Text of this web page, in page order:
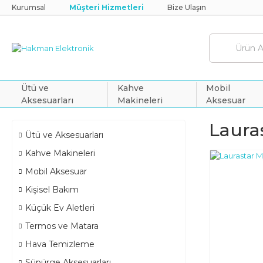
Kurumsal Müşteri Hizmetleri Bize Ulaşın
Ütü ve
Aksesuarları
Kahve
Makineleri
Mobil
Aksesuar
Ütü ve Aksesuarları
Kahve Makineleri
Mobil Aksesuar
Kişisel Bakım
Küçük Ev Aletleri
Termos ve Matara
Hava Temizleme